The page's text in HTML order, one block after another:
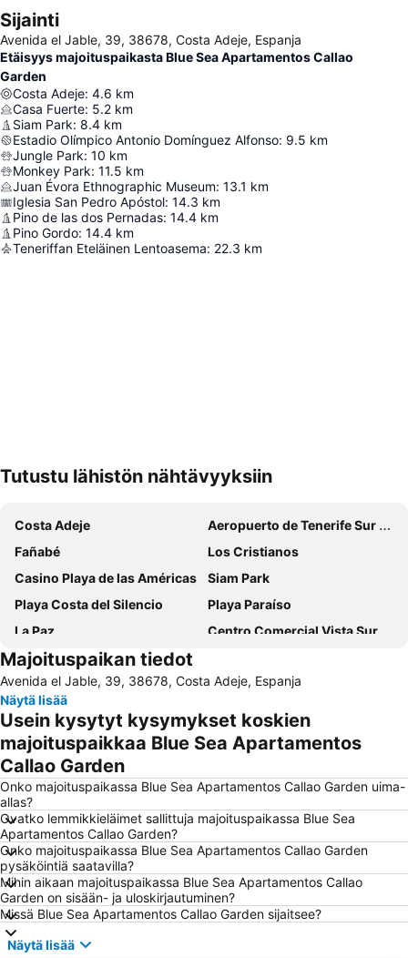
Sijainti
Avenida el Jable, 39, 38678, Costa Adeje, Espanja
Etäisyys majoituspaikasta Blue Sea Apartamentos Callao
Garden
Costa Adeje: 4.6 km
Casa Fuerte: 5.2 km
Siam Park: 8.4 km
Estadio Olímpico Antonio Domínguez Alfonso: 9.5 km
Jungle Park: 10 km
Monkey Park: 11.5 km
Juan Évora Ethnographic Museum: 13.1 km
Iglesia San Pedro Apóstol: 14.3 km
Pino de las dos Pernadas: 14.4 km
Pino Gordo: 14.4 km
Teneriffan Eteläinen Lentoasema: 22.3 km
Tutustu lähistön nähtävyyksiin
Costa Adeje
Aeropuerto de Tenerife Sur Reina Sofía
Fañabé
Los Cristianos
Casino Playa de las Américas
Siam Park
Playa Costa del Silencio
Playa Paraíso
La Paz
Centro Comercial Vista Sur
Amarilla Golf
Costa Adeje-El
Punta Brava
Puerto Colón
Teide National Park
Centro
Plaza del Charco
Lago Martiánez
Puerto de Los Gigantes
Acantilados de los Gigantes
Playa Martiánez
Del Duque
El Puerto
Puertito de Armeñime
La Caleta
Troya I y II
Loro Parque
Playa Jardín
Centro Comercial El Duque
Aqualand
Majoituspaikan tiedot
Avenida el Jable, 39, 38678, Costa Adeje, Espanja
Näytä lisää
Usein kysytyt kysymykset koskien
majoituspaikkaa Blue Sea Apartamentos
Callao Garden
Onko majoituspaikassa Blue Sea Apartamentos Callao Garden uima-
allas?
Ovatko lemmikkieläimet sallittuja majoituspaikassa Blue Sea
Apartamentos Callao Garden?
Onko majoituspaikassa Blue Sea Apartamentos Callao Garden
pysäköintiä saatavilla?
Mihin aikaan majoituspaikassa Blue Sea Apartamentos Callao
Garden on sisään- ja uloskirjautuminen?
Missä Blue Sea Apartamentos Callao Garden sijaitsee?
Näytä lisää